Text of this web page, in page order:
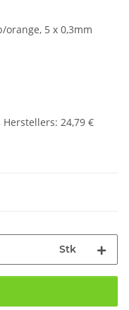
orange, 5 x 0,3mm
: 24,79 €
Stk